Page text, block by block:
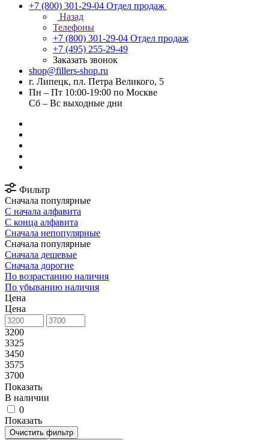
+7 (800) 301-29-04 Отдел продаж
Назад
Телефоны
+7 (800) 301-29-04 Отдел продаж
+7 (495) 255-29-49
Заказать звонок
shop@fillers-shop.ru
г. Липецк, пл. Петра Великого, 5
Пн – Пт 10:00-19:00 по Москве
Сб – Вс выходные дни
Фильтр
Сначала популярные
С начала алфавита
С конца алфавита
Сначала непопулярные
Сначала популярные
Сначала дешевые
Сначала дорогие
По возрастанию наличия
По убыванию наличия
Цена
Цена
3200
3325
3450
3575
3700
Показать
В наличии
0
Показать
Очистить фильтр